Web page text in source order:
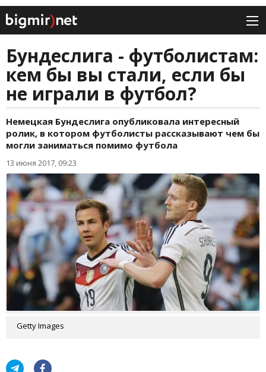
Бундеслига - футболистам:
кем бы вы стали, если бы
не играли в футбол?
Немецкая Бундеслига опубликовала интересный
ролик, в котором футболисты рассказывают чем бы
могли заниматься помимо футбола
13 июня 2017, 09:23
Getty Images